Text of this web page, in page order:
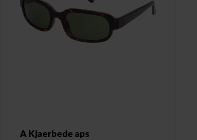
A Kjaerbede aps